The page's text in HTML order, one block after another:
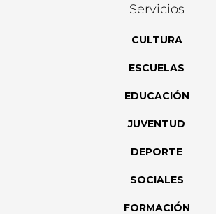
Servicios
CULTURA
ESCUELAS
EDUCACIÓN
JUVENTUD
DEPORTE
SOCIALES
FORMACIÓN